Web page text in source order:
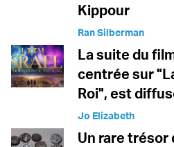
Kippour
Ran Silberman
La suite du
centrée sur
Roi", est
Jo Elizabeth
Un rare trésor